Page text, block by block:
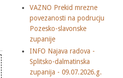
VAZNO Prekid mrezne
povezanosti na podrucju
Pozesko-slavonske
zupanije
INFO Najava radova -
Splitsko-dalmatinska
zupanija - 09.07.2026.g.